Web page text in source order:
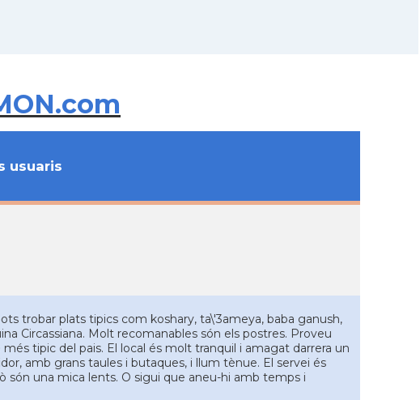
usuaris
trobar plats tipics com koshary, ta\'3ameya, baba ganush,
Circassiana. Molt recomanables són els postres. Proveu
tipic del pais. El local és molt tranquil i amagat darrera un
amb grans taules i butaques, i llum tènue. El servei és
són una mica lents. O sigui que aneu-hi amb temps i